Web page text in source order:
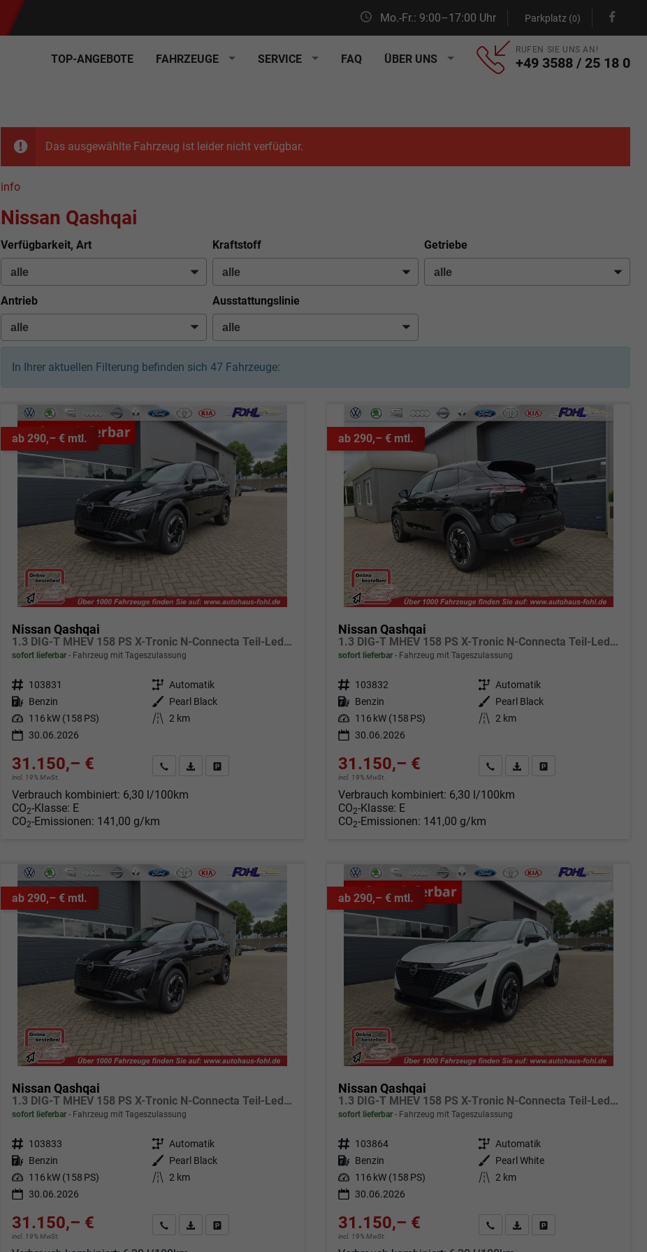
Mo.-Fr.: 9:00–17:00 Uhr Parkplatz (0)
TOP-ANGEBOTE FAHRZEUGE SERVICE FAQ ÜBER UNS
RUFEN SIE UNS AN!
+49 3588 / 25 18 0
Das ausgewählte Fahrzeug ist leider nicht verfügbar.
info
Nissan Qashqai
Verfügbarkeit, Art Kraftstoff Getriebe
Antrieb Ausstattungslinie
In Ihrer aktuellen Filterung befinden sich47 Fahrzeuge:
ab 290,– € mtl.
Nissan Qashqai
1.3 DIG-T MHEV 158 PS X-Tronic N-Connecta Teil-Leder PanoGlasdach Klimaautomatik Sitzheizung Lenkradheizung Navi ACC PDC v+h 360°Kamera DAB Bluetooth Touchscreen Apple CarPlay Android Auto 18"LM
sofort lieferbar Fahrzeug mit Tageszulassung
Fahrzeugnr. 103831 Getriebe Automatik
Kraftstoff Benzin Außenfarbe
Pearl Black
Leistung 116 kW (158 PS) Kilometerstand 2 km
30.06.2026
31.150,– €
incl. 19% MwSt.
Angebot anfordern
Fahrzeugexpose (PDF)
Verbrauch kombiniert: 6,30 l/100km
CO2-Klasse: E
CO2-Emissionen: 141,00 g/km
ab 290,– € mtl.
Nissan Qashqai
1.3 DIG-T MHEV 158 PS X-Tronic N-Connecta Teil-Leder PanoGlasdach Klimaautomatik Sitzheizung Lenkradheizung Navi ACC PDC v+h 360°Kamera DAB Bluetooth Touchscreen Apple CarPlay Android Auto 18"LM
sofort lieferbar Fahrzeug mit Tageszulassung
Fahrzeugnr. 103832 Getriebe Automatik
Kraftstoff Benzin Außenfarbe
Pearl Black
Leistung 116 kW (158 PS) Kilometerstand 2 km
30.06.2026
31.150,– €
incl. 19% MwSt.
Angebot anfordern
Fahrzeugexpose (PDF)
Fahrzeug parken
Verbrauch kombiniert: 6,30 l/100km
CO2-Klasse: E
CO2-Emissionen: 141,00 g/km
ab 290,– € mtl.
Nissan Qashqai
1.3 DIG-T MHEV 158 PS X-Tronic N-Connecta Teil-Leder PanoGlasdach Klimaautomatik Sitzheizung Lenkradheizung Navi ACC PDC v+h 360°Kamera DAB Bluetooth Touchscreen Apple CarPlay Android Auto 18"LM
sofort lieferbar Fahrzeug mit Tageszulassung
Fahrzeugnr. 103833 Getriebe Automatik
Kraftstoff Benzin Außenfarbe
Pearl Black
Leistung 116 kW (158 PS) Kilometerstand 2 km
30.06.2026
31.150,– €
incl. 19% MwSt.
Angebot anfordern
Fahrzeugexpose (PDF)
ab 290,– € mtl.
Nissan Qashqai
1.3 DIG-T MHEV 158 PS X-Tronic N-Connecta Teil-Leder PanoGlasdach Klimaautomatik Sitzheizung Lenkradheizung Navi ACC PDC v+h 360°Kamera DAB Bluetooth Touchscreen Apple CarPlay Android Auto 18"LM
sofort lieferbar Fahrzeug mit Tageszulassung
Fahrzeugnr. 103864 Getriebe Automatik
Kraftstoff Benzin Außenfarbe
Pearl White
Leistung 116 kW (158 PS) Kilometerstand 2 km
30.06.2026
31.150,– €
incl. 19% MwSt.
Angebot anfordern
Fahrzeugexpose (PDF)
Fahrzeug parken